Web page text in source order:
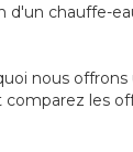
d'un chauffe-
nous offrons
les